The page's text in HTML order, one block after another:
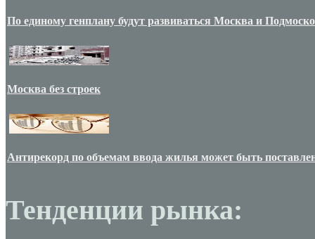
По единому генплану будут развиваться Москва и
Москва без строек
Антирекорд по объемам ввода жилья может быть
Тенденции рынка: